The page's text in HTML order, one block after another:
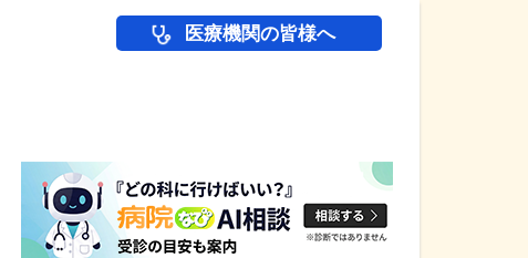
医療機関の皆様へ